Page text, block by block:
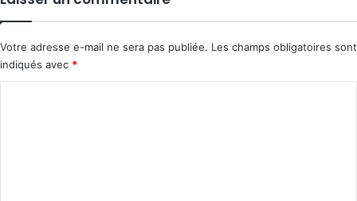
Votre adresse e-mail ne sera pas publiée. Les champs obligatoires sont
indiqués avec *